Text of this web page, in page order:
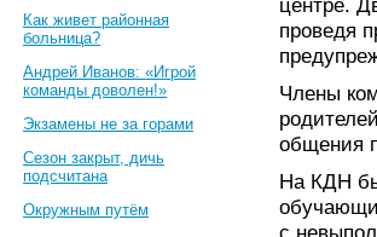
Как живет районная
больница?
Андрей Иванов: «Игрой
команды доволен!»
Экзамены не за горами
Сезон закрыт, дичь
подсчитана
Окружным путём
центре.
проведя
Члены
общения
На КДН
с